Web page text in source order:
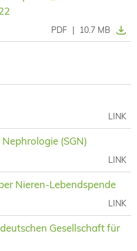
PDF | 10.7 MB
LINK
(SGN)
LINK
Nieren-Lebendspende
LINK
Gesellschaft für